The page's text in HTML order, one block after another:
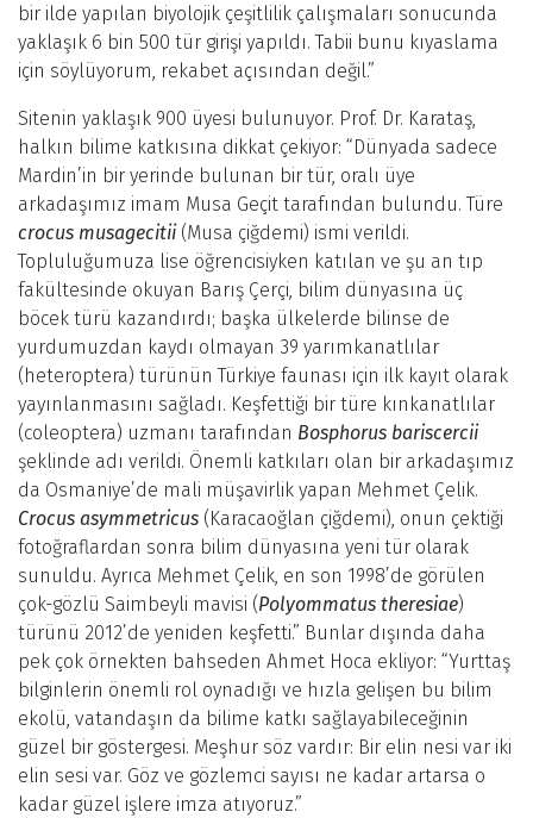
bir ilde yapılan biyolojik çeşitlilik çalışmaları sonucunda
yaklaşık 6 bin 500 tür girişi yapıldı. Tabii bunu kıyaslama
için söylüyorum, rekabet açısından değil.”
Sitenin yaklaşık 900 üyesi bulunuyor. Prof. Dr. Karataş,
halkın bilime katkısına dikkat çekiyor: “Dünyada sadece
Mardin’in bir yerinde bulunan bir tür, oralı üye
arkadaşımız imam Musa Geçit tarafından bulundu. Türe
crocus musagecitii (Musa çiğdemi) ismi verildi.
Topluluğumuza lise öğrencisiyken katılan ve şu an tıp
fakültesinde okuyan Barış Çerçi, bilim dünyasına üç
böcek türü kazandırdı; başka ülkelerde bilinse de
yurdumuzdan kaydı olmayan 39 yarımkanatlılar
(heteroptera) türünün Türkiye faunası için ilk kayıt olarak
yayınlanmasını sağladı. Keşfettiği bir türe kınkanatlılar
(coleoptera) uzmanı tarafından Bosphorus bariscercii
şeklinde adı verildi. Önemli katkıları olan bir arkadaşımız
da Osmaniye’de mali müşavirlik yapan Mehmet Çelik.
Crocus asymmetricus (Karacaoğlan çiğdemi), onun çektiği
fotoğraflardan sonra bilim dünyasına yeni tür olarak
sunuldu. Ayrıca Mehmet Çelik, en son 1998’de görülen
çok-gözlü Saimbeyli mavisi (Polyommatus theresiae)
türünü 2012’de yeniden keşfetti.” Bunlar dışında daha
pek çok örnekten bahseden Ahmet Hoca ekliyor: “Yurttaş
bilginlerin önemli rol oynadığı ve hızla gelişen bu bilim
ekolü, vatandaşın da bilime katkı sağlayabileceğinin
güzel bir göstergesi. Meşhur söz vardır: Bir elin nesi var iki
elin sesi var. Göz ve gözlemci sayısı ne kadar artarsa o
kadar güzel işlere imza atıyoruz.”